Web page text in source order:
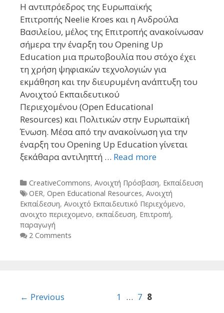
Η αντιπρόεδρος της Ευρωπαϊκής
Επιτροπής Neelie Kroes και η Ανδρούλα
Βασιλείου, μέλος της Επιτροπής ανακοίνωσαν
σήμερα την έναρξη του Opening Up
Education μια πρωτοβουλία που στόχο έχει
τη χρήση ψηφιακών τεχνολογιών για
εκμάθηση και την διευρυμένη ανάπτυξη του
Ανοιχτού Εκπαιδευτικού
Περιεχομένου (Open Educational
Resources) και Πολιτικών στην Ευρωπαϊκή
Ένωση. Μέσα από την ανακοίνωση για την
έναρξη του Opening Up Education γίνεται
ξεκάθαρα αντιληπτή … Read more
Categories
CreativeCommons, Ανοιχτή Πρόσβαση, Εκπαίδευση
Tags
OER, Open Educational Resources, Ανοιχτή
Εκπαίδεσυη, Ανοιχτό Εκπαιδευτικό Περιεχόμενο,
ανοιχτο περιεχομενο, εκπαίδευση, Επιτροπή,
παραγωγή
2 Comments
Post
← Previous 1 … 7 8